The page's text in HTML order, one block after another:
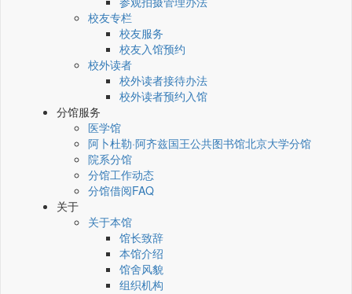
校友专栏
校友服务
校友入馆预约
校外读者
校外读者接待办法
校外读者预约入馆
分馆服务
医学馆
阿卜杜勒·阿齐兹国王公共图书馆北京大学分馆
院系分馆
分馆工作动态
分馆借阅FAQ
关于
关于本馆
馆长致辞
本馆介绍
馆舍风貌
组织机构